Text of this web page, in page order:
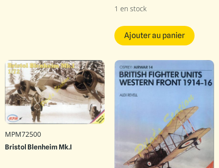
1 en stock
Ajouter au panier
MPM72500
Bristol Blenheim Mk.I